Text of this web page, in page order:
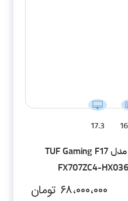
17.3
لپ تاپ 17.3 اینچی ایسوس مدل TUF Gaming F17
FX707ZC4-
۶۸،۰۰۰،۰۰۰ تومان